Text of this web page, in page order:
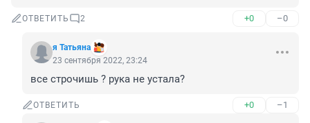
ОТВЕТИТЬ 2 +0 –0
я Татьяна
23 сентября 2022, 23:24
все строчишь ? рука не устала?
ОТВЕТИТЬ +0 –1